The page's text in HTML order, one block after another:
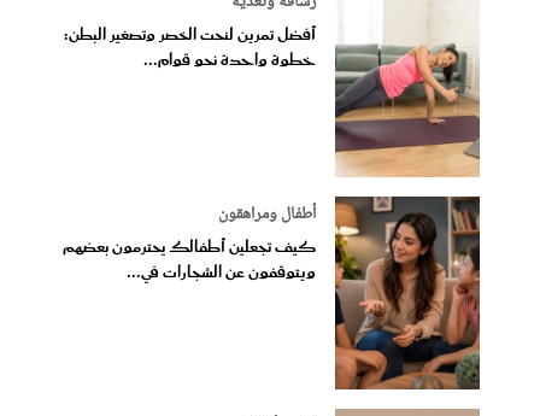
أفضل تمرين لنحت الخصر وتصغير البطن:
خطوة واحدة نحو قوام...
أطفال ومراهقون
كيف تجعلين أطفالك يحترمون بعضهم
ويتوقفون عن الشجارات في...